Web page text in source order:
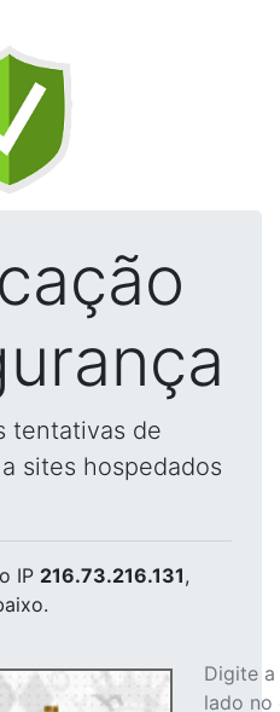
tentativas de
sites hospedados
IP 216.73.216.131,
Digite
lado no